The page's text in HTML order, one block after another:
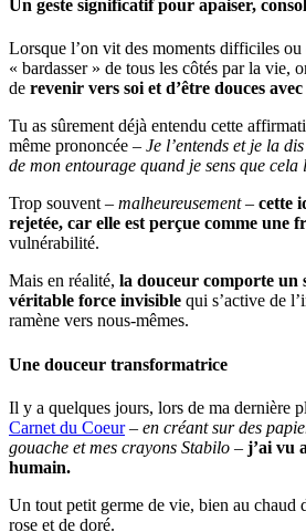
Un geste significatif pour apaiser,
Lorsque l’on vit des moments difficiles
« bardasser » de tous les côtés par la vie,
de revenir vers soi et d’être douces
Tu as sûrement déjà entendu cette
même prononcée – Je l’entends et je la
de mon entourage quand je sens que
Trop souvent – malheureusement– cette
rejetée, car elle est perçue comme une
vulnérabilité.
Mais en réalité, la douceur comporte un
véritable force invisible qui s’active de
ramène vers nous-mêmes.
Une douceur transformatrice
Il y a quelques jours, lors de ma dernière
Carnet du Coeur– en créant sur des
gouache et mes crayons Stabilo – j’ai vu
humain.
Un tout petit germe de vie, bien au chaud
rose et de doré.